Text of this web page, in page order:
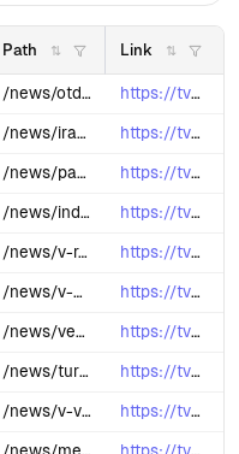
Path Link
/news/otdelenie-fao-dlya-svyazi-s-rf-podvelo-itogi-10-letney-raboty/ https://tvbrics.com/news/otdelenie-fa...
/news/iran-zapustil-pervuyu-v-islamskom-mire-platformu-dlya-nauchnogo-obmena/ https://tvbrics.com/news/iran-zapusti...
/news/paraatlety-iz-oae-vyigrali-44-medali-na-mezhdunarodnom-turnire-v-shardzhe/ https://tvbrics.com/news/paraatlety-i...
/news/indoneziyskiy-ministr-rasskazala-o-stremlenii-strany-stat-liderom-v-sfere-ii-v-yugo-vostochnoy-azii/ https://tvbrics.com/news/indoneziyski...
/news/v-rossii-sozdali-tsentr-razvitiya-mrnk-tekhnologiy-dlya-razrabotki-innovatsionnykh-lekarstv/ https://tvbrics.com/news/v-rossii-soz...
/news/v-oon-zayavili-o-perspektivakh-efiopii-stat-vedushchim-eksporterom-prodovolstviya/ https://tvbrics.com/news/v-oon-zayavi...
/news/vezdnoy-turpotok-v-yuar-vyros-na-5-1-v-2024-godu/ https://tvbrics.com/news/vezdnoy-turp...
/news/turnir-po-dzhiu-dzhitsu-sobral-uchastnikov-so-vsego-mira-v-moskve/ https://tvbrics.com/news/turnir-po-dz...
/news/v-venesuele-zapustili-obrazovatelnuyu-programmu-po-izucheniyu-istorii-i-kultury-egipta/ https://tvbrics.com/news/v-venesuele-...